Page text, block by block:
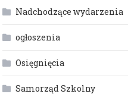
Nadchodzące wydarzenia
ogłoszenia
Osięgnięcia
Samorząd Szkolny